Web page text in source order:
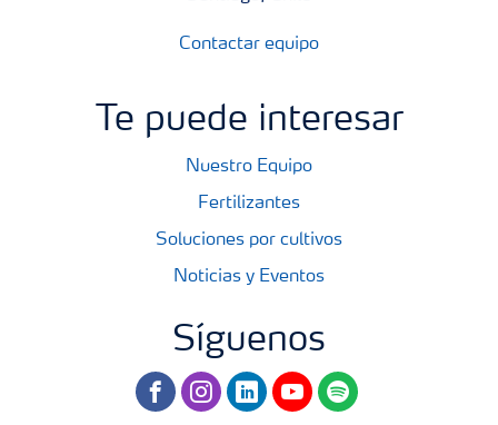
Contactar equipo
Te puede interesar
Nuestro Equipo
Fertilizantes
Soluciones por cultivos
Noticias y Eventos
Síguenos
facebookinstagram
linkedinyoutubespotify